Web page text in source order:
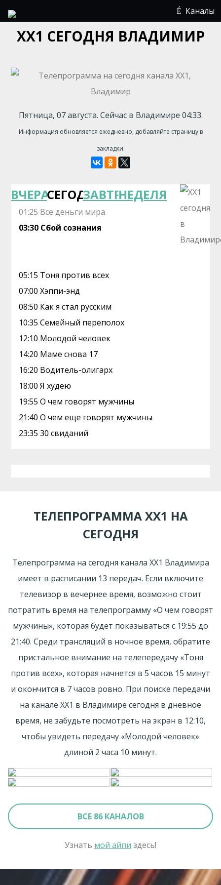
Каналы
ХХ1 СЕГОДНЯ ВЛАДИМИР
Пятница, 07 августа. Сейчас в Владимире 04:33.
Информация обновляется ежедневно, добавляйте страницу в
закладки.
ВЧЕРАСЕГОДНЯЗАВТРАНЕДЕЛЯ
01:25 Все деньги мира
03:30 Сбой сознания
05:15 Тоня против всех
07:00 Хэппи-энд
08:50 Как я стал русским
10:35 Семейный переполох
12:10 Молодой человек
14:20 Маме снова 17
16:20 Водитель-олигарх
18:00 Я худею
19:55 О чем говорят мужчины
21:40 О чем еще говорят мужчины
23:35 30 свиданий
ТЕЛЕПРОГРАММА ХХ1 НА
СЕГОДНЯ
Телепрограмма на сегодня канала ХХ1 Владимира
имеет в расписании 13 передач. Если включите
телевизор в вечернее время, возможно стоит
потратить время на телепрограмму «О чем говорят
мужчины», которая будет показываться с 19:55 до
21:40. Среди трансляций в ночное время, обратите
пристальное внимание на телепередачу «Тоня
против всех», которая начнется в 5 часов 15 минут
и окончится в 7 часов ровно. При поиске передачи
на канале ХХ1 в Владимире сегодня в дневное
время, не забудьте посмотреть на экран в 12:10,
чтобы увидеть передачу «Молодой человек»
длиной 2 часа 10 минут.
ВСЕ 86 КАНАЛОВ
Узнать мой айпи здесь!